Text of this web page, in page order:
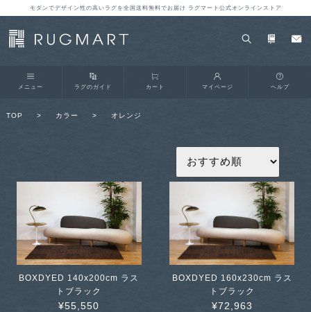
モダンでデザイン性の高いラグを全国送料無料でお届け ラグマート公式オンラインストア
メニュー ラグのガイド カート マイページ ヘルプ
TOP > カラー > オレンジ
BOXDYED 140x200cm ラス
トブラック
¥55,550
BOXDYED 160x230cm ラス
トブラック
¥72,963